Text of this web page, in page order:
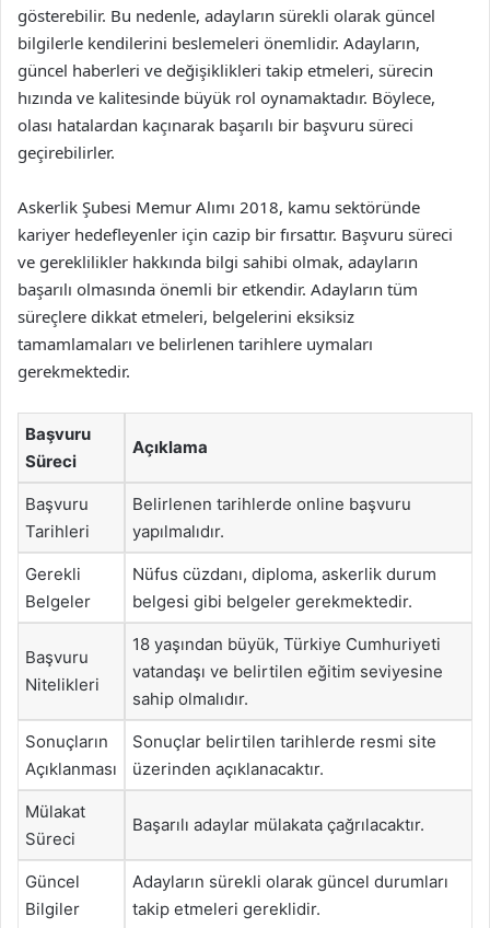
gösterebilir. Bu nedenle, adayların sürekli olarak güncel
bilgilerle kendilerini beslemeleri önemlidir. Adayların,
güncel haberleri ve değişiklikleri takip etmeleri, sürecin
hızında ve kalitesinde büyük rol oynamaktadır. Böylece,
olası hatalardan kaçınarak başarılı bir başvuru süreci
geçirebilirler.
Askerlik Şubesi Memur Alımı 2018, kamu sektöründe
kariyer hedefleyenler için cazip bir fırsattır. Başvuru süreci
ve gereklilikler hakkında bilgi sahibi olmak, adayların
başarılı olmasında önemli bir etkendir. Adayların tüm
süreçlere dikkat etmeleri, belgelerini eksiksiz
tamamlamaları ve belirlenen tarihlere uymaları
gerekmektedir.
Başvuru
Süreci
Açıklama
Başvuru
Tarihleri
Belirlenen tarihlerde online başvuru
yapılmalıdır.
Gerekli
Belgeler
Nüfus cüzdanı, diploma, askerlik durum
belgesi gibi belgeler gerekmektedir.
Başvuru
Nitelikleri
18 yaşından büyük, Türkiye Cumhuriyeti
vatandaşı ve belirtilen eğitim seviyesine
sahip olmalıdır.
Sonuçların
Açıklanması
Sonuçlar belirtilen tarihlerde resmi site
üzerinden açıklanacaktır.
Mülakat
Süreci
Başarılı adaylar mülakata çağrılacaktır.
Güncel
Bilgiler
Adayların sürekli olarak güncel durumları
takip etmeleri gereklidir.